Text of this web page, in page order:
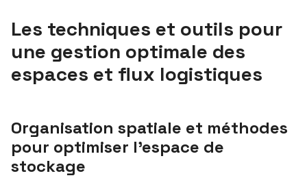
Les techniques et outils pour
une gestion optimale des
espaces et flux logistiques
Organisation spatiale et méthodes
pour optimiser l’espace de
stockage